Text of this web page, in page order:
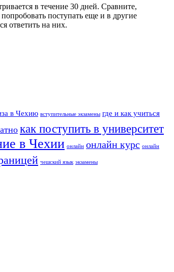
в течение 30 дней. Сравните,
поступать еще и в другие
ответить на них.
в Чехию вступительные экзамены где и как учиться
как поступить в университет
в Чехии онлайн онлайн курс онлайн
чешский язык экзамены